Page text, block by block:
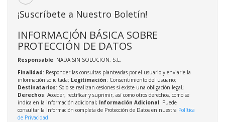
¡Suscríbete a Nuestro Boletín!
INFORMACIÓN BÁSICA SOBRE
PROTECCIÓN DE DATOS
Responsable: NADA SIN SOLUCION, S.L.
Finalidad: Responder las consultas planteadas por el usuario y enviarle la
información solicitada; Legitimación: Consentimiento del usuario;
Destinatarios: Solo se realizan cesiones si existe una obligación legal;
Derechos: Acceder, rectificar y suprimir, así como otros derechos, como se
indica en la información adicional; Información Adicional: Puede
consultar la información completa de Protección de Datos en nuestra Política
de Privacidad.